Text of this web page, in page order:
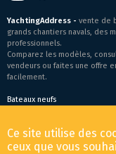
YachtingAddress - vente de
grands chantiers navals, des
professionnels.
Comparez les modèles,
vendeurs ou faites une offre
facilement.
Bateaux neufs
© 2026 YachtingAddress.com
Ce site utilise des
ceux que vous